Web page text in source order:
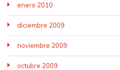
enero 2010
diciembre 2009
noviembre 2009
octubre 2009